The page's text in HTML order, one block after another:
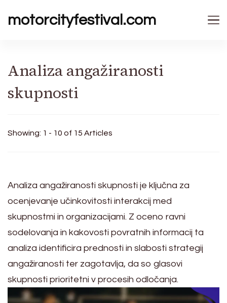
motorcityfestival.com
Analiza angažiranosti
skupnosti
Showing: 1 - 10 of 15 Articles
Analiza angažiranosti skupnosti je ključna za
ocenjevanje učinkovitosti interakcij med
skupnostmi in organizacijami. Z oceno ravni
sodelovanja in kakovosti povratnih informacij ta
analiza identificira prednosti in slabosti strategij
angažiranosti ter zagotavlja, da so glasovi
skupnosti prioritetni v procesih odločanja.